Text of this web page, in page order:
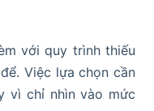
với quy trình thiếu
Việc lựa chọn cần
vì chỉ nhìn vào mức